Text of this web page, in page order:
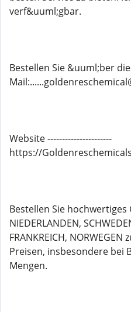
verf&uuml;gbar.
Bestellen Sie &uuml;ber
Website ----------------------
https://
Bestellen Sie hochwertiges
NIEDERLANDEN,
FRANKREICH,
Preisen, insbesondere bei
Mengen.